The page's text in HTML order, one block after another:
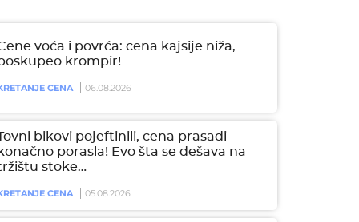
voća i povrća: cena kajsije niža,
krompir!
CENA 06.08.2026
bikovi pojeftinili, cena prasadi
porasla! Evo šta se dešava na
stoke…
CENA 05.08.2026